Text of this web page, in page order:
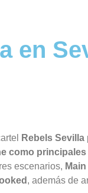
en
Rebels
como
escenarios,
, además de